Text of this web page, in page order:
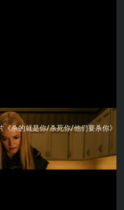
杀的就是你/杀死你/他们要杀你》